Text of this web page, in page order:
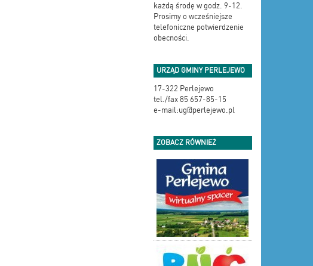
każdą środę w godz. 9-12.
Prosimy o wcześniejsze
telefoniczne potwierdzenie
obecności.
URZĄD GMINY PERLEJEWO
17-322 Perlejewo
tel./fax 85 657-85-15
e-mail:ug@perlejewo.pl
ZOBACZ RÓWNIEŻ